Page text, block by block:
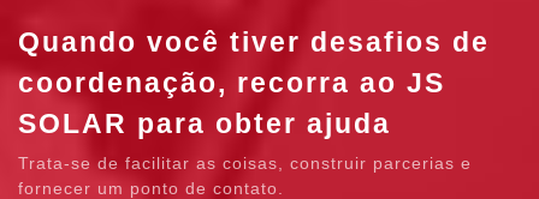
Quando você tiver desafios de
coordenação, recorra ao JS
SOLAR para obter ajuda
Trata-se de facilitar as coisas, construir parcerias e
fornecer um ponto de contato.